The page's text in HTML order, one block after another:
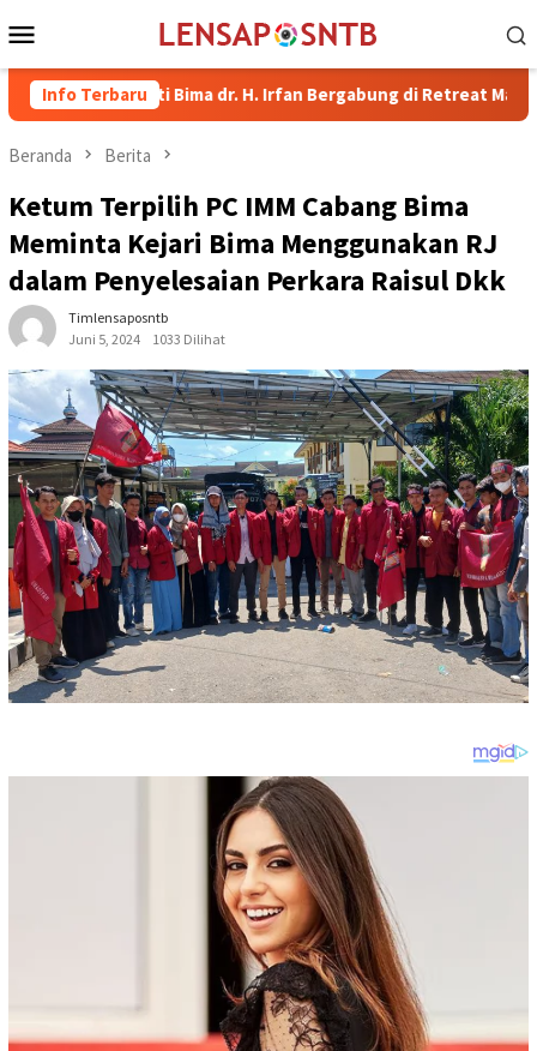
ke
Mobile
Info Terbaru
Bima dr. H. Irfan Bergabung di Retreat Magelang
Beranda Berita
Ketum Terpilih PC IMM Cabang Bima
Meminta Kejari Bima Menggunakan RJ
dalam Penyelesaian Perkara Raisul Dkk
Timlensaposntb
Juni 5, 2024
1033 Dilihat